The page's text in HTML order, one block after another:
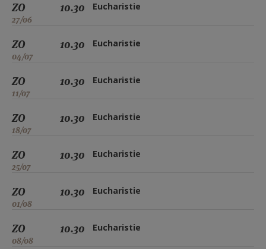
ZO
27/06
10.30 Eucharistie
ZO
04/07
10.30 Eucharistie
ZO
11/07
10.30 Eucharistie
ZO
18/07
10.30 Eucharistie
ZO
25/07
10.30 Eucharistie
ZO
01/08
10.30 Eucharistie
ZO
08/08
10.30 Eucharistie